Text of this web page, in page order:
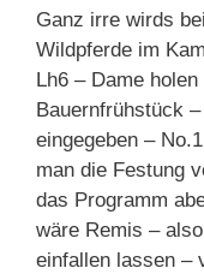
Ganz irre wirds
Wildpferde im
Lh6 – Dame
Bauernfrühstück
eingegeben –
man die Festung
das Programm
wäre Remis –
einfallen lassen –